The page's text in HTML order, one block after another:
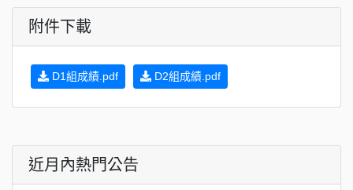
附件下載
D1組成績.pdf D2組成績.pdf
近月內熱門公告